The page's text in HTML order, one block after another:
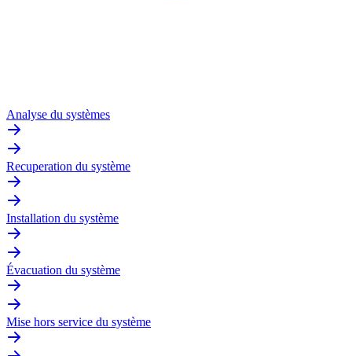
Analyse du systèmes
Recuperation du système
Installation du système
Évacuation du système
Mise hors service du système